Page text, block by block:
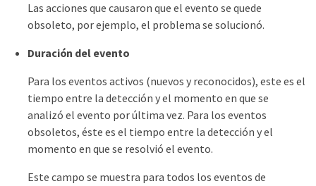
Las acciones que causaron que el evento se quede
obsoleto, por ejemplo, el problema se solucionó.
Duración del evento
Para los eventos activos (nuevos y reconocidos), este es el
tiempo entre la detección y el momento en que se
analizó el evento por última vez. Para los eventos
obsoletos, éste es el tiempo entre la detección y el
momento en que se resolvió el evento.
Este campo se muestra para todos los eventos de